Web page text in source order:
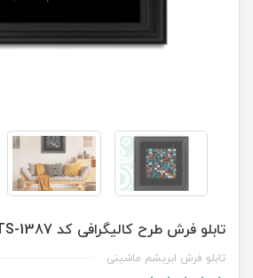
تابلو فرش طرح کالیگرافی کد TS-1387
تابلو فرش ابریشم ماشینی